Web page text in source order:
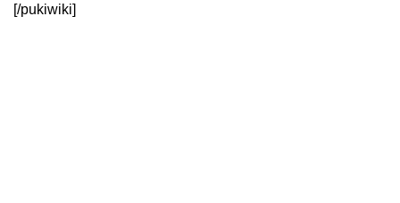
[/pukiwiki]